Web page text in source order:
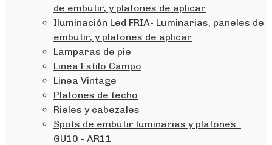
de embutir, y plafones de aplicar
Iluminación Led FRIA- Luminarias, paneles de
embutir, y plafones de aplicar
Lamparas de pie
Linea Estilo Campo
Linea Vintage
Plafones de techo
Rieles y cabezales
Spots de embutir luminarias y plafones :
GU10 - AR11